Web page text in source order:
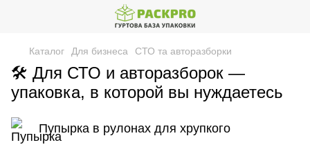
Каталог Для бизнеса СТО та авторазборки
🛠️ Для СТО и авторазборок —
упаковка, в которой вы нуждаетесь
Пупырка в рулонах для хрупкого